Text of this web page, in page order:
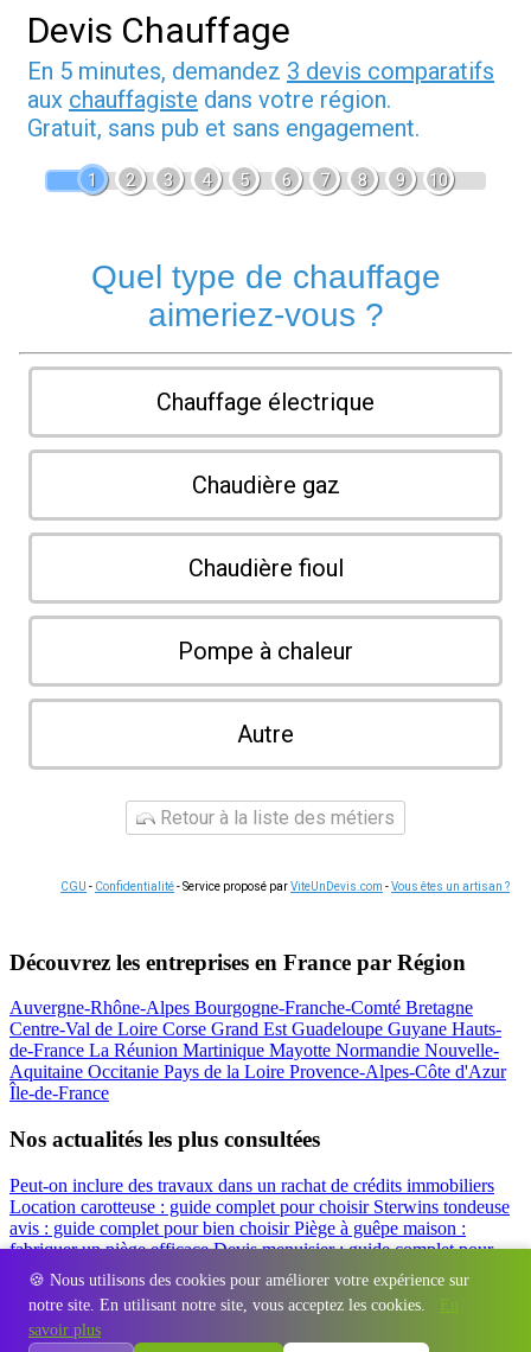
🍪 Nous utilisons des cookies pour améliorer votre expérience sur
notre site. En utilisant notre site, vous acceptez les cookies.
En
savoir plus
Devis Chauffage
En 5 minutes, demandez 3 devis comparatifs
aux chauffagiste dans votre région.
Gratuit, sans pub et sans engagement.
1 2 3 4 5 6 7 8 9 10
Quel type de chauffage
aimeriez-vous ?
Chauffage électrique
Chaudière gaz
Chaudière fioul
Pompe à chaleur
Autre
Retour à la liste des métiers
CGU - Confidentialité- Service proposé parViteUnDevis.com -Vous êtes un artisan ?
Découvrez les entreprises en France par Région
Auvergne-Rhône-Alpes Bourgogne-Franche-Comté Bretagne
Centre-Val de Loire Corse Grand EstGuadeloupe Guyane Hauts-
de-France La Réunion Martinique Mayotte Normandie Nouvelle-
Aquitaine Occitanie Pays de la Loire Provence-Alpes-Côte d'Azur
Île-de-France
Nos actualités les plus consultées
Peut-on inclure des travaux dans un rachat de crédits immobiliers
Location carotteuse : guide complet pour choisir Sterwins tondeuse
avis : guide complet pour bien choisirPiège à guêpe maison :
fabriquer un piège efficaceDevis menuisier : guide complet pour
obtenir le meilleur prix
Simulation rachat de crédit : regrouper prêt
travaux et crédits
Régions - Départements - Villes - Entreprises - Marques Contact
Espace presse